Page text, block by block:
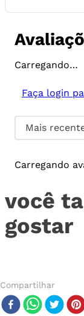
Carregando…
Faça login
Mais
Carregando
você
gostar
Compartilhar